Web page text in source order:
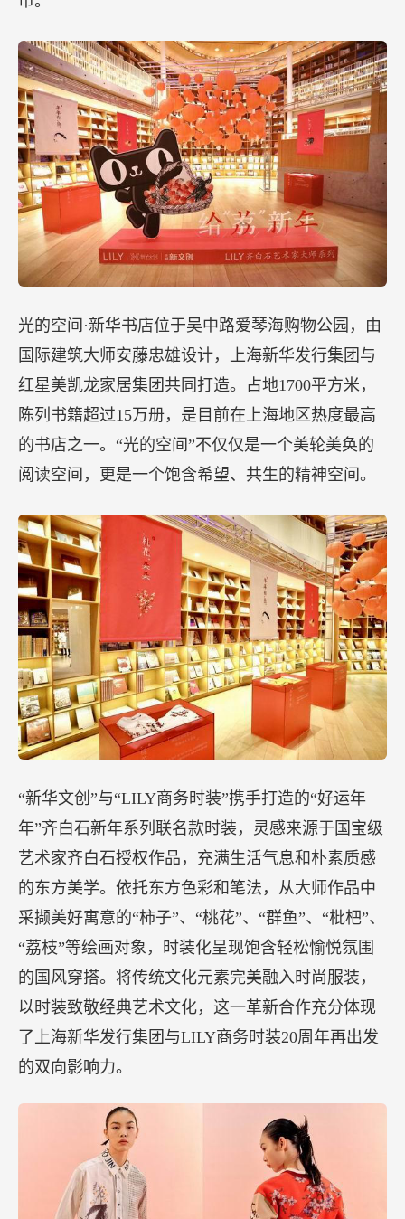
光的空间·新华书店位于吴中路爱琴海购物公园，由
国际建筑大师安藤忠雄设计，上海新华发行集团与
红星美凯龙家居集团共同打造。占地1700平方米，
陈列书籍超过15万册，是目前在上海地区热度最高
的书店之一。“光的空间”不仅仅是一个美轮美奂的
阅读空间，更是一个饱含希望、共生的精神空间。
“新华文创”与“LILY商务时装”携手打造的“好运年
年”齐白石新年系列联名款时装，灵感来源于国宝级
艺术家齐白石授权作品，充满生活气息和朴素质感
的东方美学。依托东方色彩和笔法，从大师作品中
采撷美好寓意的“柿子”、“桃花”、“群鱼”、“枇杷”、
“荔枝”等绘画对象，时装化呈现饱含轻松愉悦氛围
的国风穿搭。将传统文化元素完美融入时尚服装，
以时装致敬经典艺术文化，这一革新合作充分体现
了上海新华发行集团与LILY商务时装20周年再出发
的双向影响力。